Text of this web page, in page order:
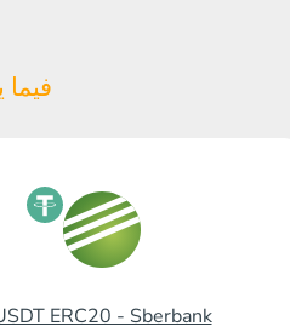
ERC20 - Sberbank